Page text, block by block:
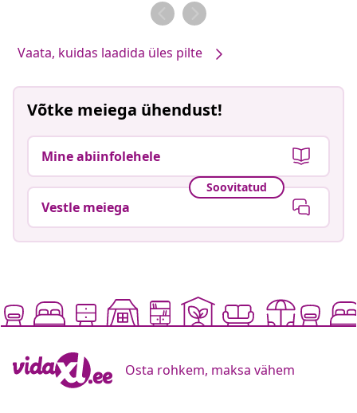
Vaata, kuidas laadida üles pilte
Võtke meiega ühendust!
Mine abiinfolehele
Soovitatud
Vestle meiega
Osta rohkem, maksa vähem